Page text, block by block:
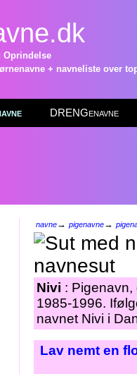
Oprindelse
+ navneliste over
DRENGenavne
navne→ pigenavne→
Nivi : Pigenavn,
1985-1996.
navnet Nivi i
Lav nemt en